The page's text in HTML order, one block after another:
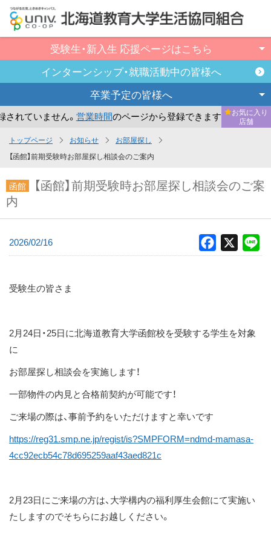
コ
ン
テ
受験生・新入生 応援ページはこちら
インターンシップ・就職活動中の皆様へ
卒業予定の皆様へ
ていません。営業時間のページから登録できます。 まだ
お気に入り
店舗
トップページ
お知らせ
お部屋探し
【函館】前期受験時お部屋探し相談会のご案内
函館
【函館】前期受験時お部屋探し相談会のご案
内
2026/02/16 Facebook
受験生の皆さま
2月24日・25日に北海道教育大学函館校を受験する学生を対象
に
お部屋探し相談会を実施します！
一部物件の内見と合格前契約が可能です！
ご来場の際は、事前予約をいただけますと幸いです
https://reg31.smp.ne.jp/regist/is?SMPFORM=ndmd-mamasa-
4cc92ecb54c78d695259aaf43aed821c
2月23日にご来場の方は、大学構内の福利厚生会館にて実施い
たしますのでそちらにお越しください。